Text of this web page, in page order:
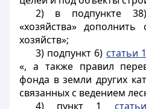
2) в подпункте
«хозяйства»
хозяйств»;
3) подпункт 6) статьи
«, а также правил
фонда в земли других
связанных с ведением
4) пункт 1